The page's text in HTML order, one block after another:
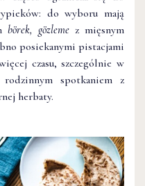
do wyboru mają
börek, gözleme z mięsnym
posiekanymi pistacjami
czasu, szczególnie w
spotkaniem z
herbaty.